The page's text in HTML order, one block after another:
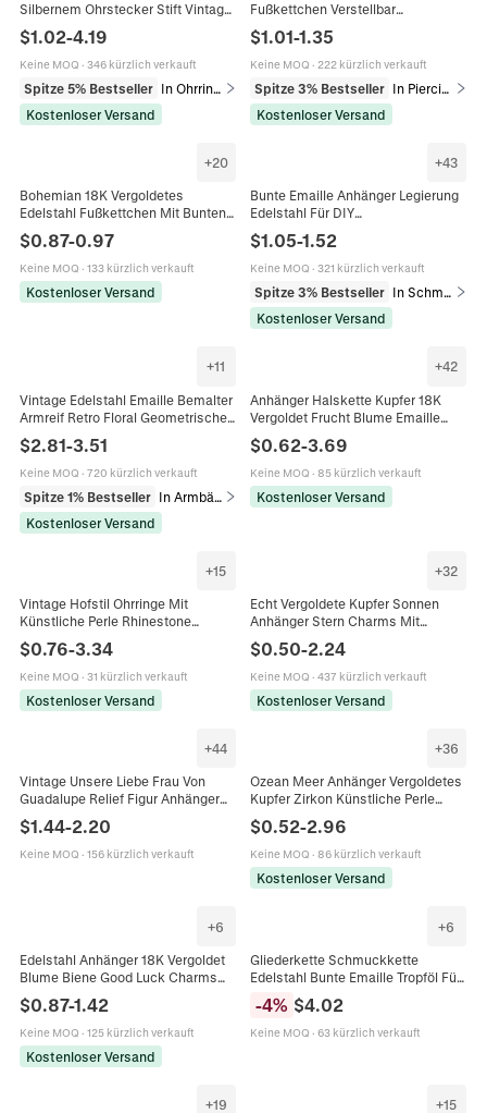
Silbernem Ohrstecker Stift Vintage
Perlenverzierung Damen Schmuck
$1.02-4.19
Keine MOQ · 346 kürzlich verkauft
Spitze 5% Bestseller
In Ohrringe
Kostenloser Versand
Fußkettchen Verstellbar
Schmuck Für Damen
$1.01-1.35
Keine MOQ · 222 kürzlich verkauft
Spitze 3% Bestseller
Kostenloser Versand
+20
Bohemian 18K Vergoldetes
Edelstahl Fußkettchen Mit Bunten
Emaille Perlen Verstellbare
Lippenkette Schmuck Für Damen
$0.87-0.97
Keine MOQ · 133 kürzlich verkauft
Kostenloser Versand
+43
Bunte Emaille Anhänger Legierung
Edelstahl Für DIY
Schmuckherstellung Obst Essen
Mode Formen Für Halskette
Armband
$1.05-1.52
Keine MOQ · 321 kürzlich verkauft
Spitze 3% Bestseller
In Schmuckanhänger
Kostenloser Versand
+11
Vintage Edelstahl Emaille Bemalter
Armreif Retro Floral Geometrisches
Damen Ethnisch Modeschmuck
$2.81-3.51
Keine MOQ · 720 kürzlich verkauft
Spitze 1% Bestseller
Kostenloser Versand
+42
Anhänger Halskette Kupfer 18K
Vergoldet Frucht Blume Emaille
Mode Für Damen
$0.62-3.69
Keine MOQ · 85 kürzlich verkauft
Kostenloser Versand
+15
Vintage Hofstil Ohrringe Mit
Künstliche Perle Rhinestone
Emaille Geometrische Florale
Designs Und Silber Ohrstecker Für
Damen
$0.76-3.34
Keine MOQ · 31 kürzlich verkauft
Kostenloser Versand
+32
Echt Vergoldete Kupfer Sonnen
Anhänger Stern Charms Mit
Zirkonia Emaille Für DIY Halskette
Armband Ohrringe
Schmuckherstellung Zubehör
$0.50-2.24
Keine MOQ · 437 kürzlich verkauft
Kostenloser Versand
+44
Vintage Unsere Liebe Frau Von
Guadalupe Relief Figur Anhänger
Halskette Emaille Eingelegte
Zirkonia Kupfer Schmuck Für
Damen Mode Accessoire
$1.44-2.20
Keine MOQ · 156 kürzlich verkauft
+36
Ozean Meer Anhänger Vergoldetes
Kupfer Zirkon Künstliche Perle
Emaille DIY Schmuckherstellung
Halskette Armband Ohrring
Nautisch
$0.52-2.96
Keine MOQ · 86 kürzlich verkauft
Kostenloser Versand
+6
Edelstahl Anhänger 18K Vergoldet
Blume Biene Good Luck Charms
Schmuckherstellung Zubehör
Damen
$0.87-1.42
Keine MOQ · 125 kürzlich verkauft
Kostenloser Versand
+6
Gliederkette Schmuckkette
Edelstahl Bunte Emaille Tropföl Für
Spule
-4% $4.02
Keine MOQ · 63 kürzlich verkauft
+19 +15